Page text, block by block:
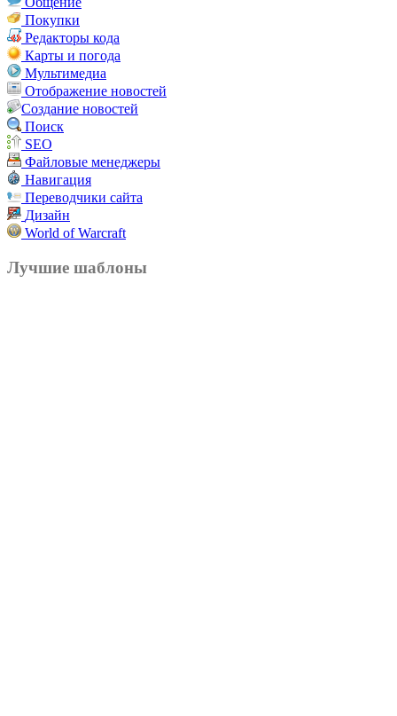
Покупки
Редакторы кода
Карты и погода
Мультимедиа
Отображение новостей
Создание новостей
Поиск
SEO
Файловые менеджеры
Навигация
Переводчики сайта
Дизайн
World of Warcraft
Лучшие шаблоны